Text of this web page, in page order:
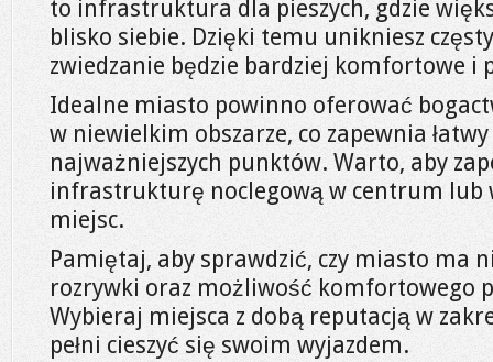
to infrastruktura dla pieszych, gdzie
blisko siebie. Dzięki temu unikniesz
zwiedzanie będzie bardziej komfortowe i
Idealne miasto powinno oferować
w niewielkim obszarze, co zapewnia
najważniejszych punktów. Warto, aby
infrastrukturę noclegową w centrum lub
miejsc.
Pamiętaj, aby sprawdzić, czy miasto ma
rozrywki oraz możliwość komfortowego
Wybieraj miejsca z dobą reputacją w
pełni cieszyć się swoim wyjazdem.